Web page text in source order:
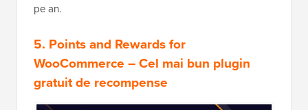
pe an.
5. Points and Rewards for
WooCommerce – Cel mai bun plugin
gratuit de recompense